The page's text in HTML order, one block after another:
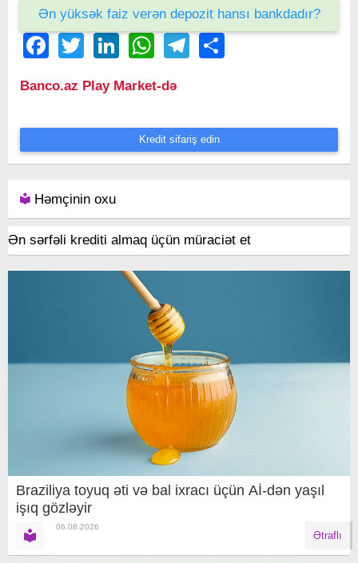
Ən yüksək faiz verən depozit hansı bankdadır?
FacebookTwitter LinkedIn WhatsAppTelegram
Banco.az Play Market-də
Kredit sifariş edin
Həmçinin oxu
Ən sərfəli krediti almaq üçün müraciət et
Braziliya toyuq əti və bal ixracı üçün Aİ-dən yaşıl
işıq gözləyir
06.08.2026
Ətraflı